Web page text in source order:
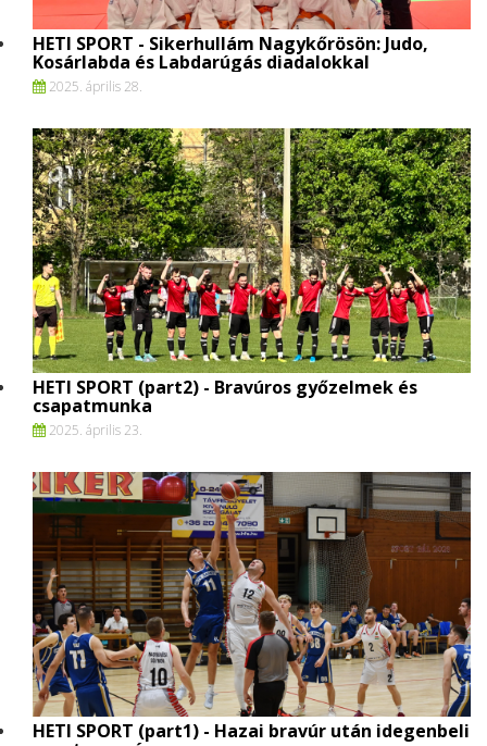
HETI SPORT - Sikerhullám Nagykőrösön: Judo,
Kosárlabda és Labdarúgás diadalokkal
2025. április 28.
HETI SPORT (part2) - Bravúros győzelmek és
csapatmunka
2025. április 23.
HETI SPORT (part1) - Hazai bravúr után idegenbeli